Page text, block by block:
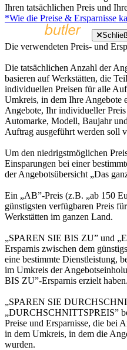
Ihren tatsächlichen Preis und
*Wie die Preise & Ersparnisse
Die verwendeten Preis- und
Die tatsächlichen Anzahl der
basieren auf Werkstätten, die
individuellen Preisen für alle
Umkreis, in dem Ihre Angebote
Angebote, Ihr individueller
Automarke, Modell, Baujahr
Auftrag ausgeführt werden soll
Um den niedrigstmöglichen
Einsparungen bei einer
der Angebotsübersicht „Das
Ein „AB”-Preis (z.B. „ab 150
günstigsten verfügbaren Preis
Werkstätten im ganzen Land.
„SPAREN SIE BIS ZU” und
Ersparnis zwischen dem
eine bestimmte Dienstleistung,
im Umkreis der
BIS ZU”-Ersparnis erzielt haben.
„SPAREN SIE
„DURCHSCHNITTSPREIS”
Preise und Ersparnisse, die bei
in dem Umkreis, in dem die
wurden.